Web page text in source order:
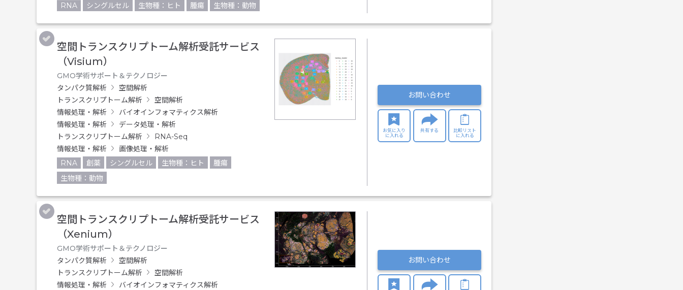
RNA
シングルセル 生物種：ヒト 腫瘍 生物種：動物
空間トランスクリプトーム解析受託サービス
（Visium）
GMO学術サポート＆テクノロジー
タンパク質解析
空間解析
トランスクリプトーム解析
空間解析
情報処理・解析
バイオインフォマティクス解析
情報処理・解析
データ処理・解析
トランスクリプトーム解析
RNA-Seq
情報処理・解析
画像処理・解析
RNA
創薬 シングルセル 生物種：ヒト
腫瘍
生物種：動物
お問い合わせ
お気に入り
に入れる
共有する
比較リスト
に入れる
空間トランスクリプトーム解析受託サービス
（Xenium）
GMO学術サポート＆テクノロジー
タンパク質解析
空間解析
トランスクリプトーム解析
空間解析
情報処理・解析
バイオインフォマティクス解析
お問い合わせ